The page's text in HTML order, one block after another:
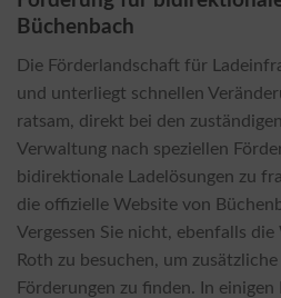
Büchenbach
Die Förderlandschaft für
und unterliegt schnellen
ratsam, direkt bei den
Verwaltung nach speziellen
bidirektionale Ladelösungen zu
die offizielle Website von
Vergessen Sie nicht, ebenfalls
Roth zu besuchen, um
Förderungen zu finden. In